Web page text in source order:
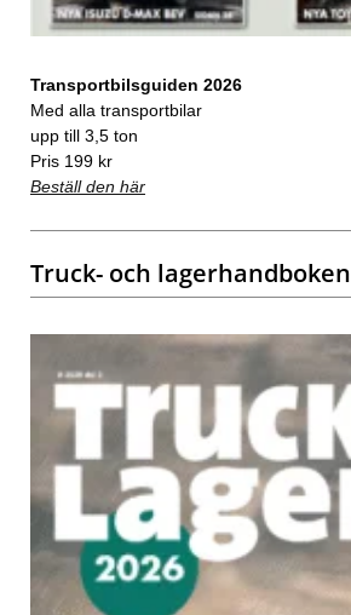
Transportbilsguiden 2026
Med alla transportbilar
upp till 3,5 ton
Pris 199 kr
Beställ den här
Truck- och lagerhandboken